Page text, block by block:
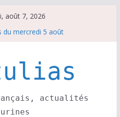
août 7, 2026
du mercredi 5 août
– novilleros –
du jeudi 6 août
actualités